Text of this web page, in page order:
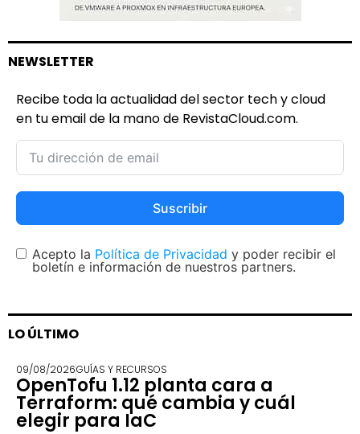
NEWSLETTER
Recibe toda la actualidad del sector tech y cloud
en tu email de la mano de RevistaCloud.com.
Suscribir
Acepto la Política de Privacidad y poder recibir el
boletín e información de nuestros partners.
LO ÚLTIMO
09/08/2026GUÍAS Y RECURSOS
OpenTofu 1.12 planta cara a
Terraform: qué cambia y cuál
elegir para IaC